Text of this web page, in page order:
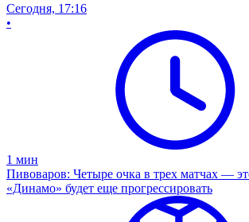
Сегодня, 17:16
•
1 мин
Пивоваров: Четыре очка в трех матчах —
«Динамо» будет еще прогрессировать